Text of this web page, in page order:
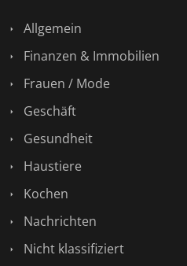
Allgemein
Finanzen & Immobilien
Frauen / Mode
Geschäft
Gesundheit
Haustiere
Kochen
Nachrichten
Nicht klassifiziert